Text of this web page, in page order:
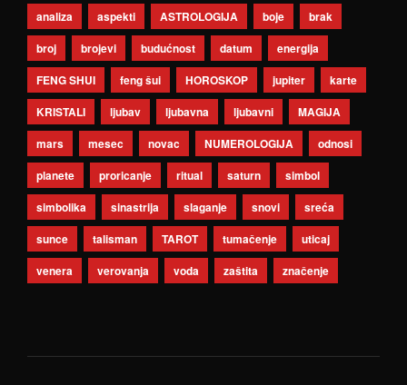
analiza aspekti ASTROLOGIJA boje
brak
broj
brojevi budućnost datum
energija
FENG SHUI
feng šui HOROSKOP jupiter
karte
KRISTALI
ljubav ljubavna ljubavni
MAGIJA
mars
mesec novac NUMEROLOGIJA
odnosi
planete
proricanje ritual saturn
simbol
simbolika
sinastrija slaganje snovi
sreća
sunce
talisman TAROT tumačenje
uticaj
venera
verovanja voda zaštita značenje